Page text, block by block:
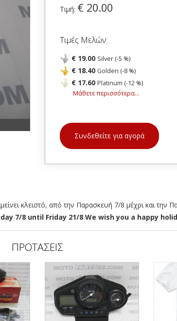
Τιμή: € 20.00
Τιμές Μελών:
€ 19.00 Silver (-5 %)
€ 18.40 Golden (-8 %)
€ 17.60 Platinum (-12 %)
Μάθετε περισσότερα...
Συνδεθείτε για αγορά
κλειστό, από την Παρασκευή 7/8 μέχρι και την
7/8 until Friday 21/8 We wish you a happy
ΠΡΟΤΑΣΕΙΣ